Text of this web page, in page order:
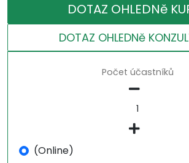
DOTAZ OHLEDNě
DOTAZ OHLEDNě
Počet účastníků
(Online)